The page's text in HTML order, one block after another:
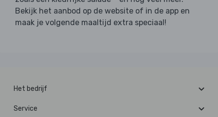
Bekijk het aanbod op de website of in de app en
maak je volgende maaltijd extra speciaal!
Het bedrijf
Service